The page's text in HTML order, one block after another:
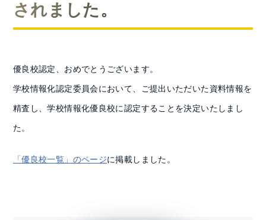
されました。
優良校認定、おめでとうございます。
学校情報化認定委員会において、ご提出いただいた資料情報を
精査し、学校情報化優良校に認定することを決定いたしまし
た。
「優良校一覧」のページに掲載しました。